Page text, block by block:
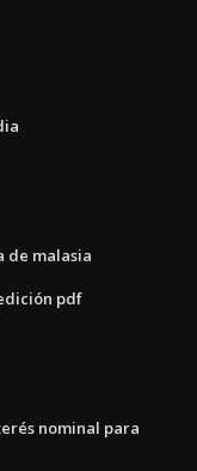
de malasia
pdf
nominal para